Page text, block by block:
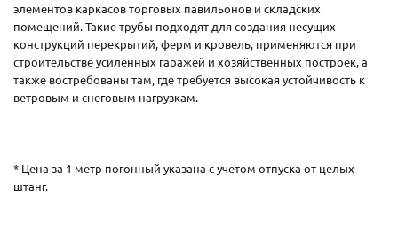
элементов каркасов торговых павильонов и складских
помещений. Такие трубы подходят для создания несущих
конструкций перекрытий, ферм и кровель, применяются при
строительстве усиленных гаражей и хозяйственных построек, а
также востребованы там, где требуется высокая устойчивость к
ветровым и снеговым нагрузкам.
* Цена за 1 метр погонный указана с учетом отпуска от целых
штанг.